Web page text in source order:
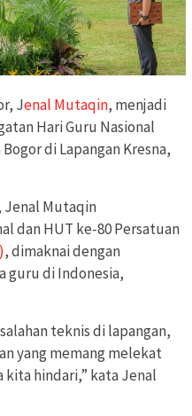
Jenal Mutaqin, menjadi
Hari Guru Nasional
di Lapangan Kresna,
Jenal Mutaqin
dan HUT ke-80 Persatuan
, dimaknai dengan
guru di Indonesia,
teknis di lapangan,
yang memang melekat
kita hindari,” kata Jenal